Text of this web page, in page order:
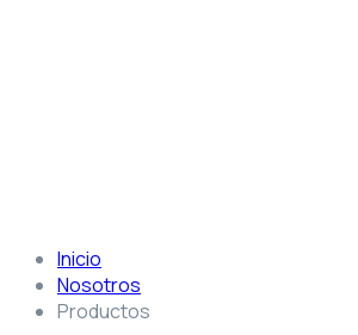
Inicio
Nosotros
Productos